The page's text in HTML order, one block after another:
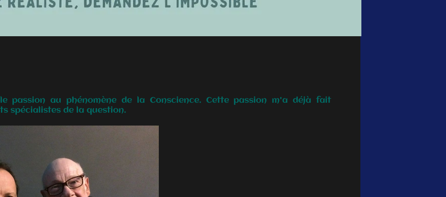
passion au phénomène de la Conscience. Cette passion m'a déjà fait
spécialistes de la question.